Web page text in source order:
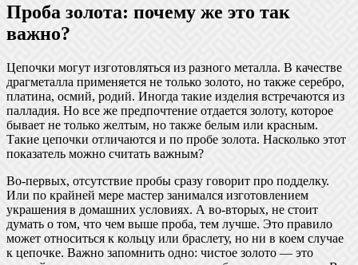
Проба золота: почему же это так
важно?
Цепочки могут изготовляться из разного металла. В качестве
драгметалла применяется не только золото, но также серебро,
платина, осмий, родий. Иногда такие изделия встречаются из
палладия. Но все же предпочтение отдается золоту, которое
бывает не только желтым, но также белым или красным.
Такие цепочки отличаются и по пробе золота. Насколько этот
показатель можно считать важным?
Во-первых, отсутствие пробы сразу говорит про подделку.
Или по крайней мере мастер занимался изготовлением
украшения в домашних условиях. А во-вторых, не стоит
думать о том, что чем выше проба, тем лучше. Это правило
может относиться к кольцу или браслету, но ни в коем случае
к цепочке. Важно запомнить одно: чистое золото — это